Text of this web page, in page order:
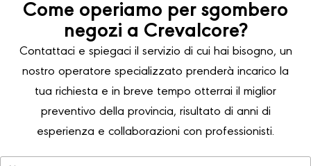
Come operiamo per sgombero
negozi a Crevalcore?
Contattaci e spiegaci il servizio di cui hai bisogno, un
nostro operatore specializzato prenderà incarico la
tua richiesta e in breve tempo otterrai il miglior
preventivo della provincia, risultato di anni di
esperienza e collaborazioni con professionisti.